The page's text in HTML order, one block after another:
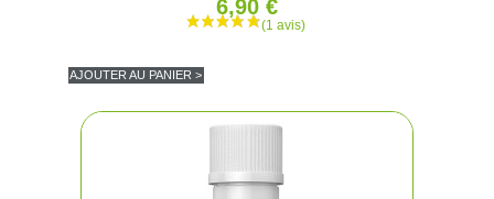
6,90 €
AJOUTER AU PANIER >